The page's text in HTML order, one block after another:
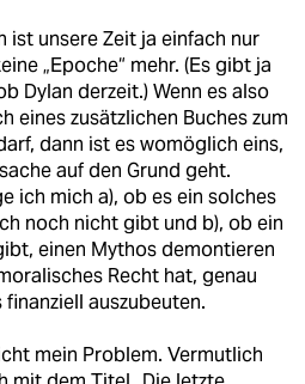
ist unsere Zeit ja einfach nur
„Epoche“ mehr. (Es gibt ja
Dylan derzeit.) Wenn es also
eines zusätzlichen Buches zum
dann ist es womöglich eins,
auf den Grund geht.
ich mich a), ob es ein solches
noch nicht gibt und b), ob ein
einen Mythos demontieren
Recht hat, genau
auszubeuten.
mein Problem. Vermutlich